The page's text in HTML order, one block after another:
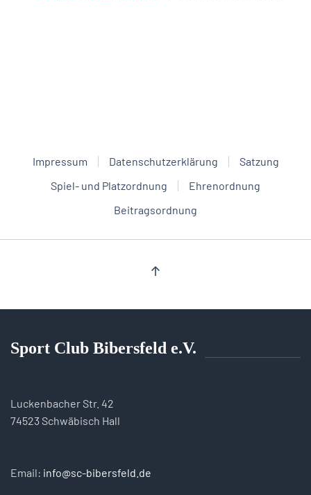
Impressum Datenschutzerklärung
Satzung
Spiel- und Platzordnung
Ehrenordnung
Beitragsordnung
Sport Club Bibersfeld e.V.
Luckenbacher Str. 42
74523 Schwäbisch Hall
Email: info@sc-bibersfeld.de